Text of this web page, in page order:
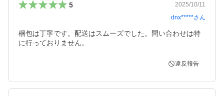
5
2025/10/11
dnx*****さん
梱包は丁寧です。配送はスムーズでした。問い合わせは特
に行っておりません。
違反報告